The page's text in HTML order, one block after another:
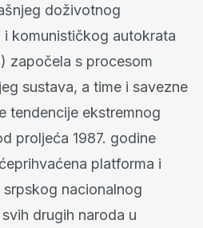
doživotnog
i komunističkog autokrata
) započela s procesom
sustava, a time i savezne
tendencije ekstremnog
proljeća 1987. godine
platforma i
nacionalnog
drugih naroda u